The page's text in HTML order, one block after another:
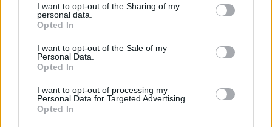
I want to opt-out of the Sharing of my
personal data.
Opted In
I want to opt-out of the Sale of my
Personal Data.
Opted In
I want to opt-out of processing my
Personal Data for Targeted Advertising.
Opted In
Muovere la classifica in questa partita per noi
è stato molto importante. Avevo poco da
inventare per la formazione, non avevo
neanche un terzino a disposizione, per questo
esterni a tutta fascia. E' un pareggio giusto.
Schiattarella ed Insigne da martedì torneranno